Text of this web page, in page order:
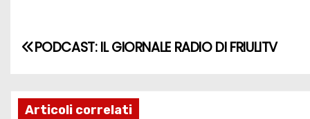
PODCAST: IL GIORNALE RADIO DI FRIULITV
Articoli correlati